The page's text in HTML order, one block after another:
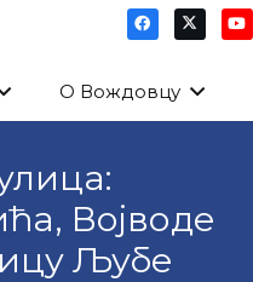
О Вождовцу
Војводе
Љубе